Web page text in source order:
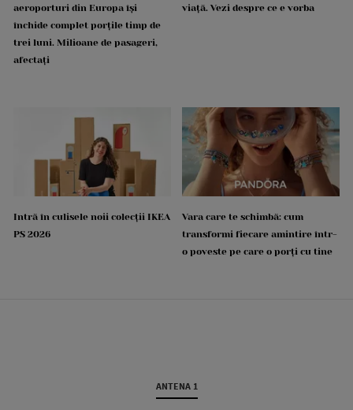
aeroporturi din Europa își
închide complet porțile timp de
trei luni. Milioane de pasageri,
afectați
viață. Vezi despre ce e vorba
Intră în culisele noii colecții IKEA
PS 2026
Vara care te schimbă: cum
transformi fiecare amintire într-
o poveste pe care o porți cu tine
ANTENA 1